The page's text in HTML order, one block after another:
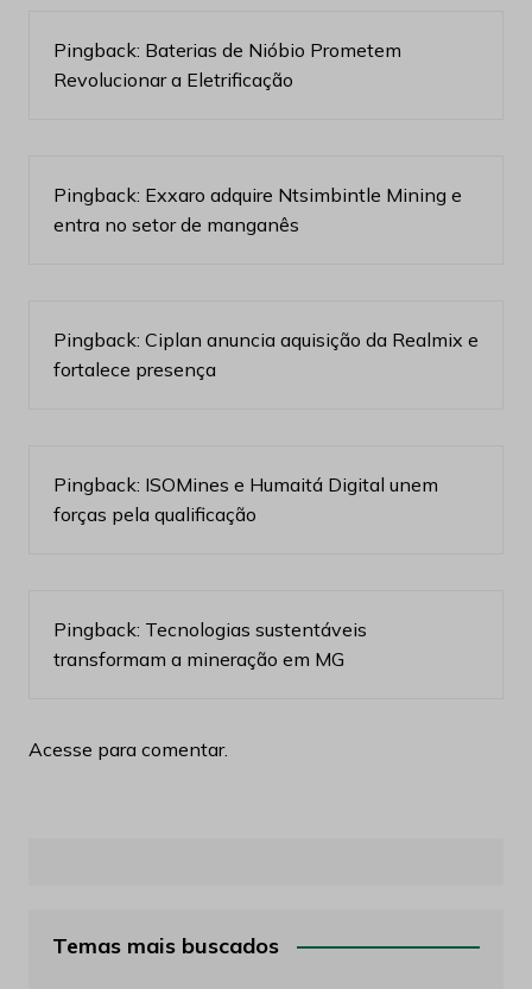
Pingback: Baterias de Nióbio Prometem
Revolucionar a Eletrificação
Pingback: Exxaro adquire Ntsimbintle Mining e
entra no setor de manganês
Pingback: Ciplan anuncia aquisição da Realmix e
fortalece presença
Pingback: ISOMines e Humaitá Digital unem
forças pela qualificação
Pingback: Tecnologias sustentáveis
transformam a mineração em MG
Acesse para comentar.
Temas mais buscados